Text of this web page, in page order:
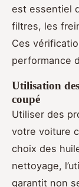
est essentiel
filtres, les
Ces
performance
Utilisation
coupé
Utiliser des
votre voiture
choix des
nettoyage,
garantit non